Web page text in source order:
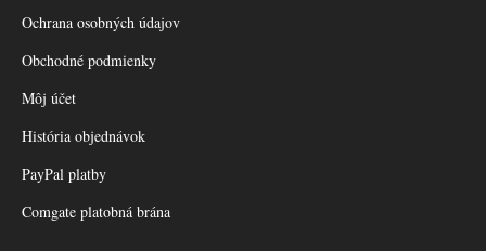
Ochrana osobných údajov
Obchodné podmienky
Môj účet
História objednávok
PayPal platby
Comgate platobná brána